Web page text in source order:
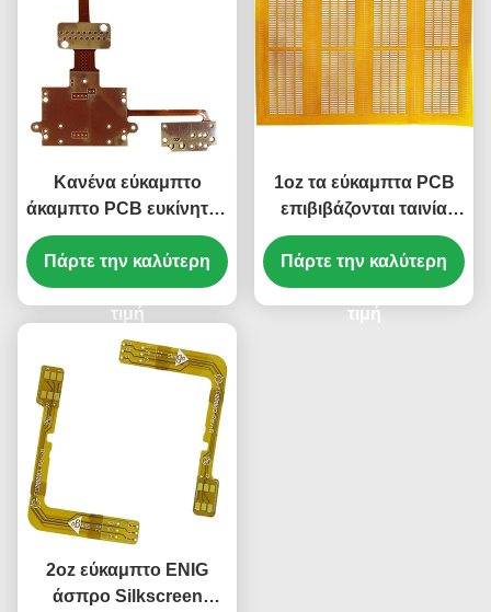
Κανένα εύκαμπτο
άκαμπτο PCB ευκίνητος
πίνακας ENIG
Silkscreen PCB 1
στρώματος
Πάρτε την καλύτερη
τιμή
1oz τα εύκαμπτα PCB
επιβιβάζονται ταινία
κάλυψης 0.1mm στην
κίτρινη ευκίνητο PCB 1
στρώματος
Πάρτε την καλύτερη
τιμή
2oz εύκαμπτο ENIG
άσπρο Silkscreen